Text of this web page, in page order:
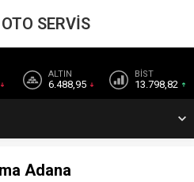
ALTIN
6.488,95
BİST
13.798,82
SERVİS
Adana